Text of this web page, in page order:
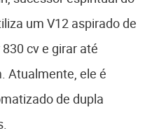
um V12 aspirado de
cv e girar até
Atualmente, ele é
de dupla